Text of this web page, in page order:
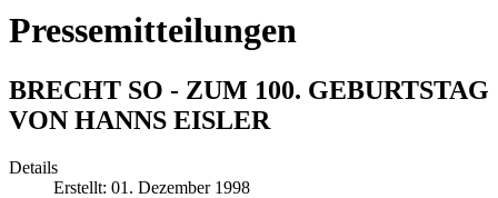
Pressemitteilungen
BRECHT SO - ZUM 100. GEBURTSTAG
VON HANNS EISLER
Details
Erstellt: 01. Dezember 1998